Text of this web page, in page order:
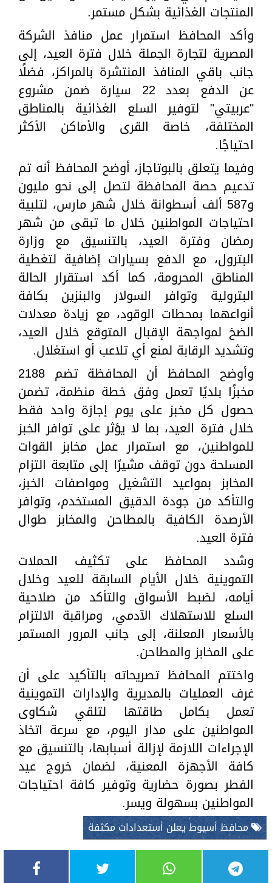
المنتجات الغذائية بشكل مستمر.
وأكد المحافظ استمرار عمل منافذ الشركة
المصرية لتجارة الجملة خلال فترة العيد، إلى
جانب باقي المنافذ المنتشرة بالمراكز، فضلًا
عن الدفع بعدد 22 سيارة ضمن مشروع
"عربيتي" لتوفير السلع الغذائية بالمناطق
المختلفة، خاصة القرى والأماكن الأكثر
احتياجًا.
وفيما يتعلق بالبوتاجاز، أوضح المحافظ أنه تم
تدعيم حصة المحافظة لتصل إلى نحو مليون
و587 ألف أسطوانة خلال شهر مارس، لتلبية
احتياجات المواطنين خلال ما تبقى من شهر
رمضان وفترة العيد، بالتنسيق مع وزارة
البترول، مع الدفع بسيارات إضافية لتغطية
المناطق المحرومة، كما أكد استقرار الحالة
البترولية وتوافر السولار والبنزين بكافة
أنواعهما بمحطات الوقود، مع زيادة معدلات
الضخ لمواجهة الإقبال المتوقع خلال العيد،
وتشديد الرقابة لمنع أي تلاعب أو استغلال.
وأوضح المحافظ أن المحافظة تضم 2188
مخبزًا بلديًا تعمل وفق خطة منظمة، تضمن
حصول كل مخبز على يوم إجازة واحد فقط
خلال فترة العيد، بما لا يؤثر على توافر الخبز
للمواطنين، مع استمرار عمل مخابز القوات
المسلحة دون توقف مشيرًا إلى متابعة التزام
المخابز بمواعيد التشغيل ومواصفات الخبز،
والتأكد من جودة الدقيق المستخدم، وتوافر
الأرصدة الكافية بالمطاحن والمخابز طوال
فترة العيد.
وشدد المحافظ على تكثيف الحملات
التموينية خلال الأيام السابقة للعيد وخلال
أيامه، لضبط الأسواق والتأكد من صلاحية
السلع للاستهلاك الآدمي، ومراقبة الالتزام
بالأسعار المعلنة، إلى جانب المرور المستمر
على المخابز والمطاحن.
واختتم المحافظ تصريحاته بالتأكيد على أن
غرف العمليات بالمديرية والإدارات التموينية
تعمل بكامل طاقتها لتلقي شكاوى
المواطنين على مدار اليوم، مع سرعة اتخاذ
الإجراءات اللازمة لإزالة أسبابها، بالتنسيق مع
كافة الأجهزة المعنية، لضمان خروج عيد
الفطر بصورة حضارية وتوفير كافة احتياجات
المواطنين بسهولة ويسر.
محافظ أسيوط يعلن أستعدادات مكثفة